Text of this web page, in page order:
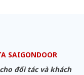
SAIGONDOOR
đối tác và khách